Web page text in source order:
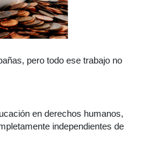
pero todo ese trabajo no
en derechos humanos,
independientes de